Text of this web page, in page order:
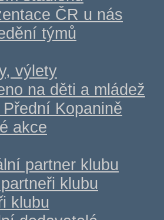
ČR u nás
týmů
výlety
na děti a mládež
Kopanině
akce
partner klubu
klubu
klubu